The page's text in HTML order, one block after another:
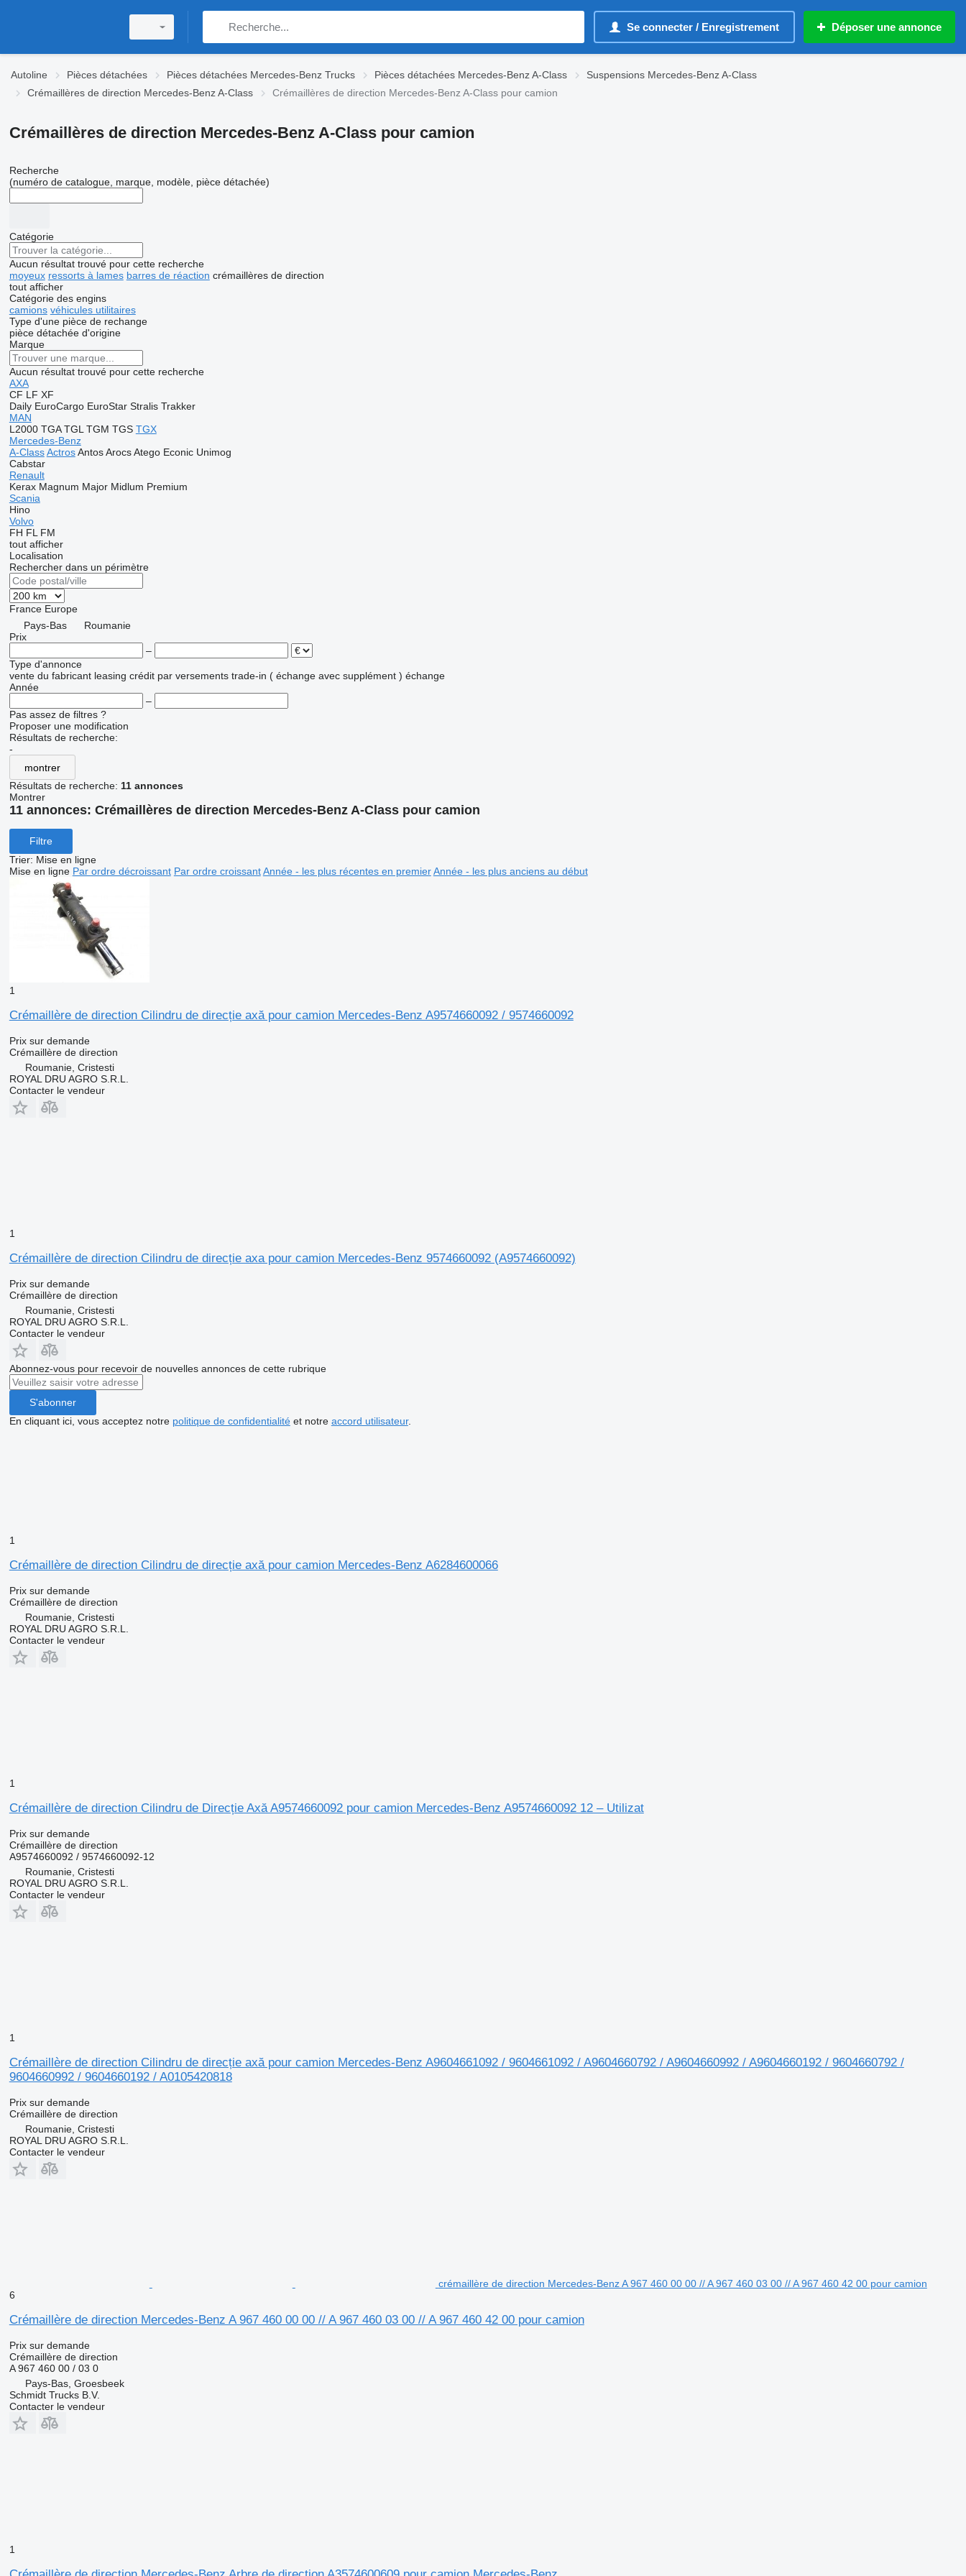
Se connecter / Enregistrement Déposer une annonce
Autoline Pièces détachées Pièces détachées Mercedes-Benz Trucks Pièces détachées Mercedes-Benz A-Class
Suspensions Mercedes-Benz A-Class
Crémaillères de direction Mercedes-Benz A-Class
Crémaillères de direction Mercedes-Benz A-Class pour camion
Crémaillères de direction Mercedes-Benz A-Class pour camion
Recherche
(numéro de catalogue, marque, modèle, pièce détachée)
Catégorie
Aucun résultat trouvé pour cette recherche
moyeux ressorts à lames barres de réaction crémaillères de direction
tout afficher
Catégorie des engins
camions véhicules utilitaires
Type d'une pièce de rechange
pièce détachée d'origine
Marque
Aucun résultat trouvé pour cette recherche
AXA
CF LF XF
Daily EuroCargo EuroStar Stralis Trakker
MAN
L2000 TGA TGL TGM TGS TGX
Mercedes-Benz
A-Class Actros Antos Arocs Atego Econic Unimog
Cabstar
Renault
Kerax Magnum Major Midlum Premium
Scania
Hino
Volvo
FH FL FM
tout afficher
Localisation
Rechercher dans un périmètre
France Europe
Pays-Bas
Roumanie
Prix
–
Type d'annonce
vente du fabricant leasing crédit par versements trade-in ( échange avec supplément ) échange
Année
–
Pas assez de filtres ?
Proposer une modification
Résultats de recherche:
-
montrer
Résultats de recherche: 11 annonces
Montrer
11 annonces: Crémaillères de direction Mercedes-Benz A-Class pour camion
Filtre
Trier: Mise en ligne
Mise en ligne Par ordre décroissant Par ordre croissant Année - les plus récentes en premier Année - les plus anciens au début
1
Crémaillère de direction Cilindru de direcție axă pour camion Mercedes-Benz A9574660092 / 9574660092
Prix sur demande
Crémaillère de direction
Roumanie, Cristesti
ROYAL DRU AGRO S.R.L.
Contacter le vendeur
1
Crémaillère de direction Cilindru de direcție axa pour camion Mercedes-Benz 9574660092 (A9574660092)
Prix sur demande
Crémaillère de direction
Roumanie, Cristesti
ROYAL DRU AGRO S.R.L.
Contacter le vendeur
Abonnez-vous pour recevoir de nouvelles annonces de cette rubrique
S'abonner
En cliquant ici, vous acceptez notre politique de confidentialitéet notre accord utilisateur.
1
Crémaillère de direction Cilindru de direcție axă pour camion Mercedes-Benz A6284600066
Prix sur demande
Crémaillère de direction
Roumanie, Cristesti
ROYAL DRU AGRO S.R.L.
Contacter le vendeur
1
Crémaillère de direction Cilindru de Direcție Axă A9574660092 pour camion Mercedes-Benz A9574660092 12 – Utilizat
Prix sur demande
Crémaillère de direction
A9574660092 / 9574660092-12
Roumanie, Cristesti
ROYAL DRU AGRO S.R.L.
Contacter le vendeur
1
Crémaillère de direction Cilindru de direcție axă pour camion Mercedes-Benz A9604661092 / 9604661092 / A9604660792 / A9604660992 / A9604660192 / 9604660792 /
9604660992 / 9604660192 / A0105420818
Prix sur demande
Crémaillère de direction
Roumanie, Cristesti
ROYAL DRU AGRO S.R.L.
Contacter le vendeur
crémaillère de direction Mercedes-Benz A 967 460 00 00 // A 967 460 03 00 // A 967 460 42 00 pour camion
6
Crémaillère de direction Mercedes-Benz A 967 460 00 00 // A 967 460 03 00 // A 967 460 42 00 pour camion
Prix sur demande
Crémaillère de direction
A 967 460 00 / 03 0
Pays-Bas, Groesbeek
Schmidt Trucks B.V.
Contacter le vendeur
1